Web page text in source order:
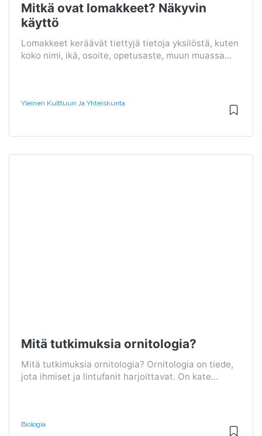
Mitkä ovat lomakkeet? Näkyvin
käyttö
Lomakkeet keräävät tiettyjä tietoja yksilöstä, kuten
koko nimi, ikä, osoite, opetusaste, muun muassa...
Yleinen Kulttuuri Ja Yhteiskunta
Mitä tutkimuksia ornitologia?
Mitä tutkimuksia ornitologia? Ornitologia on tiede,
jota ihmiset ja lintufanit harjoittavat. On kate...
Biologia